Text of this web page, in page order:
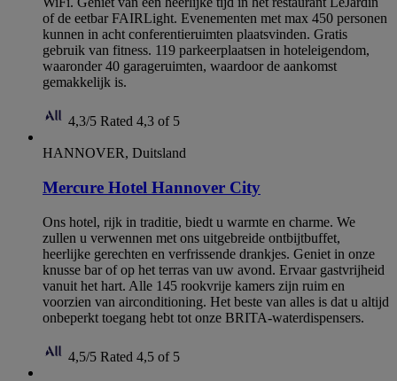
of de eetbar FAIRLight. Evenementen met max 450 personen
kunnen in acht conferentieruimten plaatsvinden. Gratis
gebruik van fitness. 119 parkeerplaatsen in hoteleigendom,
waaronder 40 garageruimten, waardoor de aankomst
gemakkelijk is.
4,3/5 Rated 4,3 of 5
HANNOVER, Duitsland
Mercure Hotel Hannover City
Ons hotel, rijk in traditie, biedt u warmte en charme. We
zullen u verwennen met ons uitgebreide ontbijtbuffet,
heerlijke gerechten en verfrissende drankjes. Geniet in onze
knusse bar of op het terras van uw avond. Ervaar gastvrijheid
vanuit het hart. Alle 145 rookvrije kamers zijn ruim en
voorzien van airconditioning. Het beste van alles is dat u altijd
onbeperkt toegang hebt tot onze BRITA-waterdispensers.
4,5/5 Rated 4,5 of 5